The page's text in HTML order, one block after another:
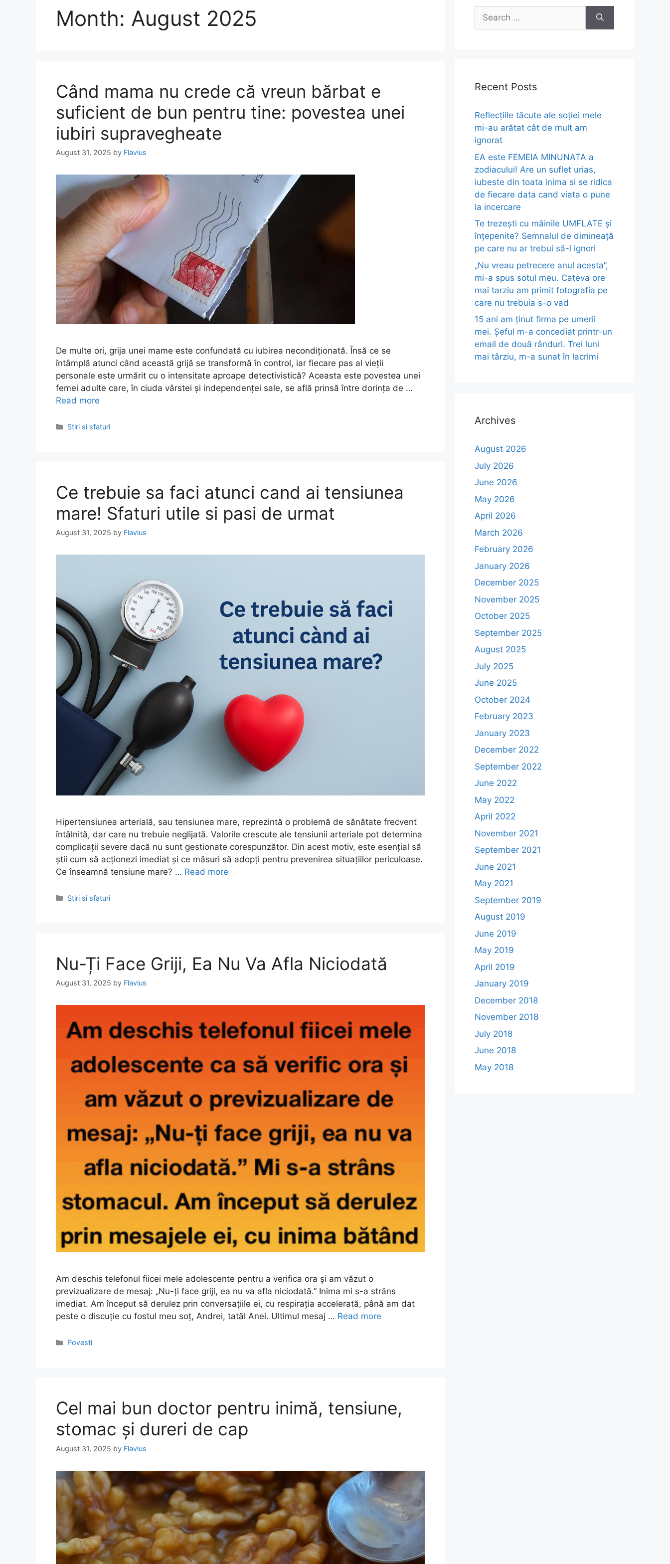
Month: August 2025
Când mama nu crede că vreun bărbat e
suficient de bun pentru tine: povestea unei
iubiri supravegheate
August 31, 2025 by Flavius
De multe ori, grija unei mame este confundată cu iubirea necondiționată. Însă ce se
întâmplă atunci când această grijă se transformă în control, iar fiecare pas al vieții
personale este urmărit cu o intensitate aproape detectivistică? Aceasta este povestea unei
femei adulte care, în ciuda vârstei și independenței sale, se află prinsă între dorința de …
Read more
Categories
Stiri si sfaturi
Ce trebuie sa faci atunci cand ai tensiunea
mare! Sfaturi utile si pasi de urmat
August 31, 2025 by Flavius
Hipertensiunea arterială, sau tensiunea mare, reprezintă o problemă de sănătate frecvent
întâlnită, dar care nu trebuie neglijată. Valorile crescute ale tensiunii arteriale pot determina
complicații severe dacă nu sunt gestionate corespunzător. Din acest motiv, este esențial să
știi cum să acționezi imediat și ce măsuri să adopți pentru prevenirea situațiilor periculoase.
Ce înseamnă tensiune mare? … Read more
Categories
Stiri si sfaturi
Nu-Ți Face Griji, Ea Nu Va Afla Niciodată
August 31, 2025 by Flavius
Am deschis telefonul fiicei mele adolescente pentru a verifica ora și am văzut o
previzualizare de mesaj: „Nu-ți face griji, ea nu va afla niciodată.” Inima mi s-a strâns
imediat. Am început să derulez prin conversațiile ei, cu respirația accelerată, până am dat
peste o discuție cu fostul meu soț, Andrei, tatăl Anei. Ultimul mesaj … Read more
Categories
Povesti
Cel mai bun doctor pentru inimă, tensiune,
stomac și dureri de cap
August 31, 2025 by Flavius
Search
for:
Recent Posts
Reflecțiile tăcute ale soției mele
mi-au arătat cât de mult am
ignorat
EA este FEMEIA MINUNATA a
zodiacului! Are un suflet urias,
iubeste din toata inima si se ridica
de fiecare data cand viata o pune
la incercare
Te trezești cu mâinile UMFLATE și
înțepenite? Semnalul de dimineață
pe care nu ar trebui să-l ignori
„Nu vreau petrecere anul acesta”,
mi-a spus sotul meu. Cateva ore
mai tarziu am primit fotografia pe
care nu trebuia s-o vad
15 ani am ținut firma pe umerii
mei. Șeful m-a concediat printr-un
email de două rânduri. Trei luni
mai târziu, m-a sunat în lacrimi
Archives
August 2026
July 2026
June 2026
May 2026
April 2026
March 2026
February 2026
January 2026
December 2025
November 2025
October 2025
September 2025
August 2025
July 2025
June 2025
October 2024
February 2023
January 2023
December 2022
September 2022
June 2022
May 2022
April 2022
November 2021
September 2021
June 2021
May 2021
September 2019
August 2019
June 2019
May 2019
April 2019
January 2019
December 2018
November 2018
July 2018
June 2018
May 2018